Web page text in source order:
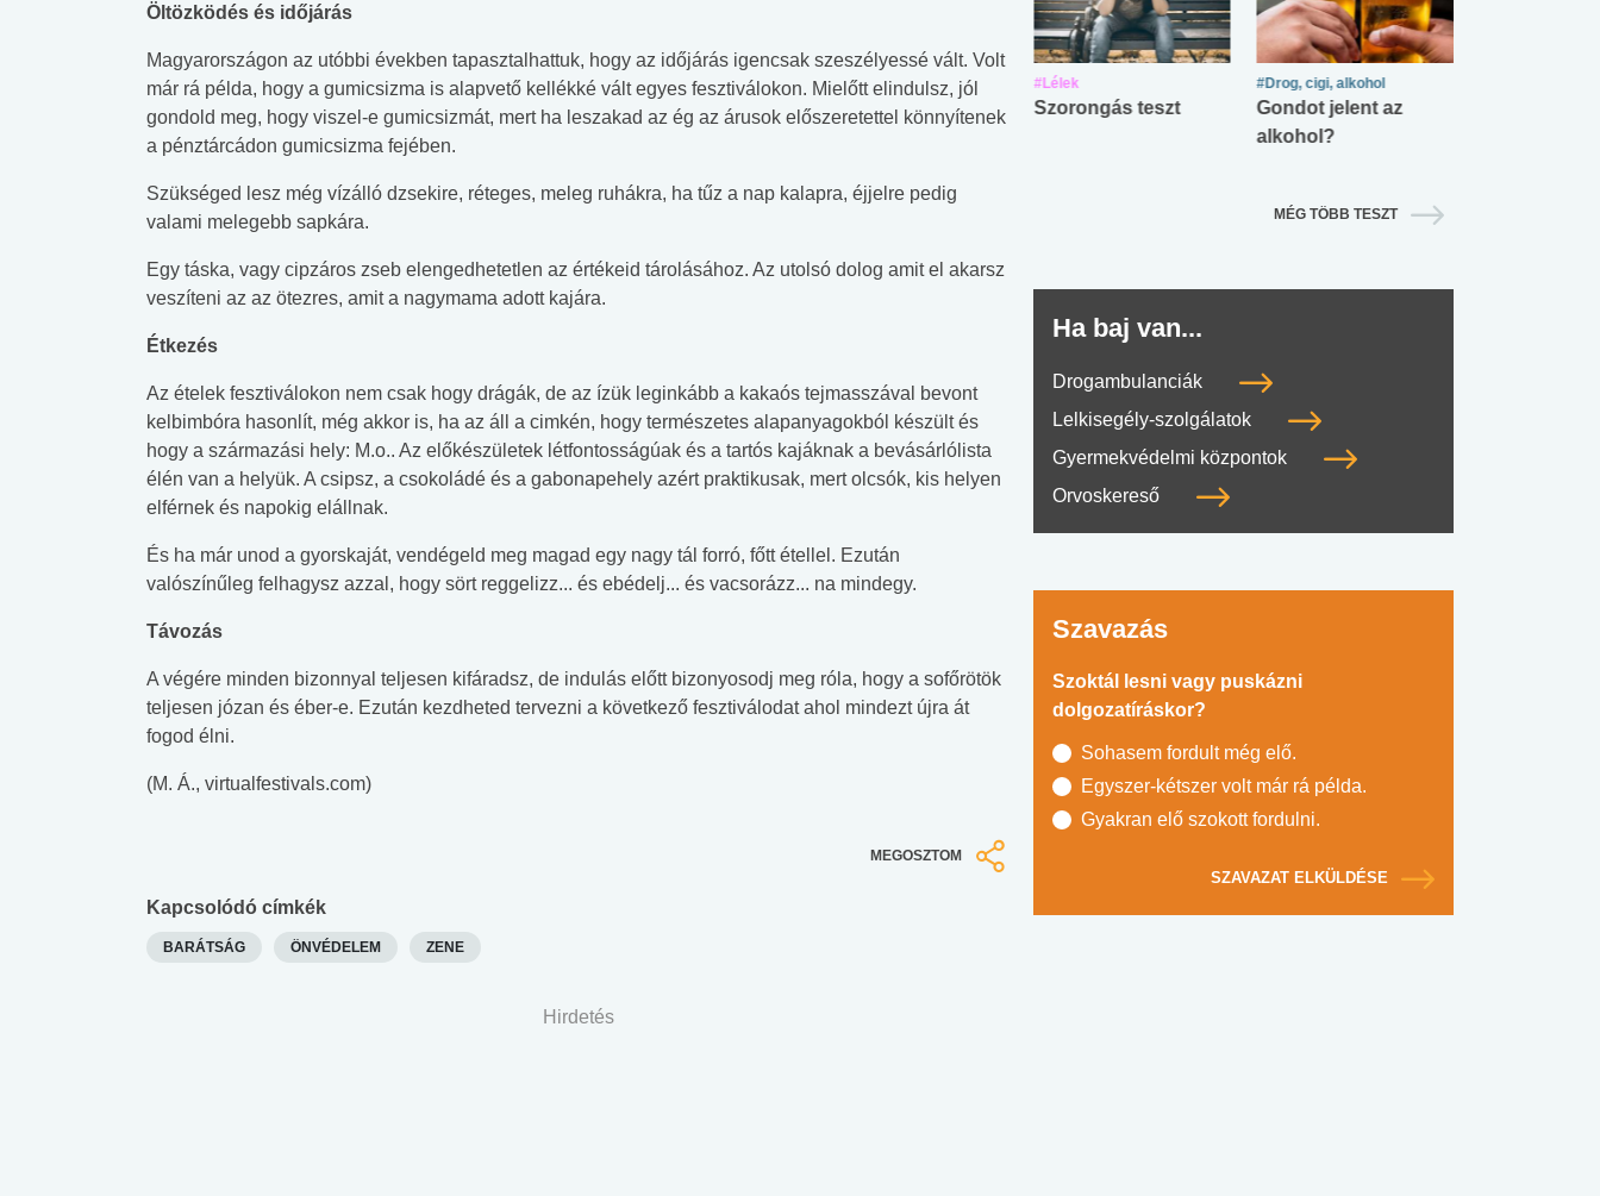
Öltözködés és időjárás
Magyarországon az utóbbi években tapasztalhattuk, hogy az időjárás igencsak szeszélyessé vált. Volt
már rá példa, hogy a gumicsizma is alapvető kellékké vált egyes fesztiválokon. Mielőtt elindulsz, jól
gondold meg, hogy viszel-e gumicsizmát, mert ha leszakad az ég az árusok előszeretettel könnyítenek
a pénztárcádon gumicsizma fejében.
Szükséged lesz még vízálló dzsekire, réteges, meleg ruhákra, ha tűz a nap kalapra, éjjelre pedig
valami melegebb sapkára.
Egy táska, vagy cipzáros zseb elengedhetetlen az értékeid tárolásához. Az utolsó dolog amit el akarsz
veszíteni az az ötezres, amit a nagymama adott kajára.
Étkezés
Az ételek fesztiválokon nem csak hogy drágák, de az ízük leginkább a kakaós tejmasszával bevont
kelbimbóra hasonlít, még akkor is, ha az áll a cimkén, hogy természetes alapanyagokból készült és
hogy a származási hely: M.o.. Az előkészületek létfontosságúak és a tartós kajáknak a bevásárlólista
élén van a helyük. A csipsz, a csokoládé és a gabonapehely azért praktikusak, mert olcsók, kis helyen
elférnek és napokig elállnak.
És ha már unod a gyorskaját, vendégeld meg magad egy nagy tál forró, főtt étellel. Ezután
valószínűleg felhagysz azzal, hogy sört reggelizz... és ebédelj... és vacsorázz... na mindegy.
Távozás
A végére minden bizonnyal teljesen kifáradsz, de indulás előtt bizonyosodj meg róla, hogy a sofőrötök
teljesen józan és éber-e. Ezután kezdheted tervezni a következő fesztiválodat ahol mindezt újra át
fogod élni.
(M. Á., virtualfestivals.com)
MEGOSZTOM
Kapcsolódó címkék
BARÁTSÁG ÖNVÉDELEM ZENE
Hirdetés
#Zöldövezet
Mekkora az ökológiai
lábnyomod?
#Betegségek
Elsősegély
tudásteszt
#Suli, munka
Angol középfokú
#Suli, munka
Internet-függőség
#Lélek
Szorongás teszt
#Drog, cigi, alkohol
Gondot jelent az
alkohol?
MÉG TÖBB TESZT
Ha baj van...
Drogambulanciák
Lelkisegély-szolgálatok
Gyermekvédelmi központok
Orvoskereső
Szavazás
Szoktál lesni vagy puskázni
dolgozatíráskor?
Sohasem fordult még elő.
Egyszer-kétszer volt már rá példa.
Gyakran elő szokott fordulni.
SZAVAZAT ELKÜLDÉSE